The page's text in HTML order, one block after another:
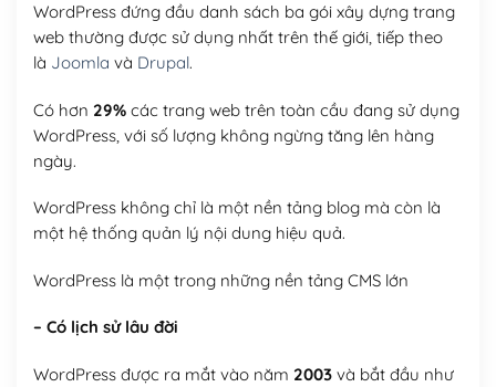
WordPress đứng đầu danh sách ba gói xây dựng trang
web thường được sử dụng nhất trên thế giới, tiếp theo
là Joomla và Drupal.
Có hơn 29%các trang web trên toàn cầu đang sử dụng
WordPress, với số lượng không ngừng tăng lên hàng
ngày.
WordPress không chỉ là một nền tảng blog mà còn là
một hệ thống quản lý nội dung hiệu quả.
WordPress là một trong những nền tảng CMS lớn
– Có lịch sử lâu đời
WordPress được ra mắt vào năm 2003và bắt đầu như